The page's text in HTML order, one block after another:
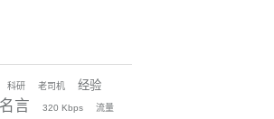
科研 老司机 经验
言 320 Kbps 流量